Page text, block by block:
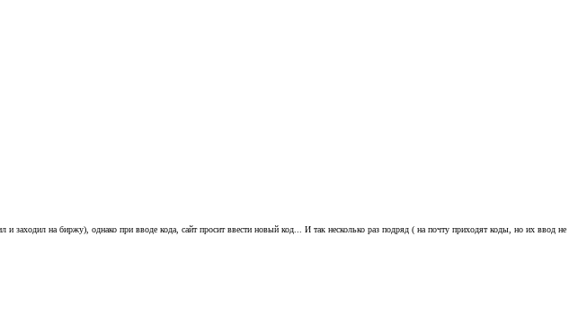
на биржу), однако при вводе кода, сайт просит ввести новый код... И так несколько раз подряд ( на почту приходят коды, но их ввод не